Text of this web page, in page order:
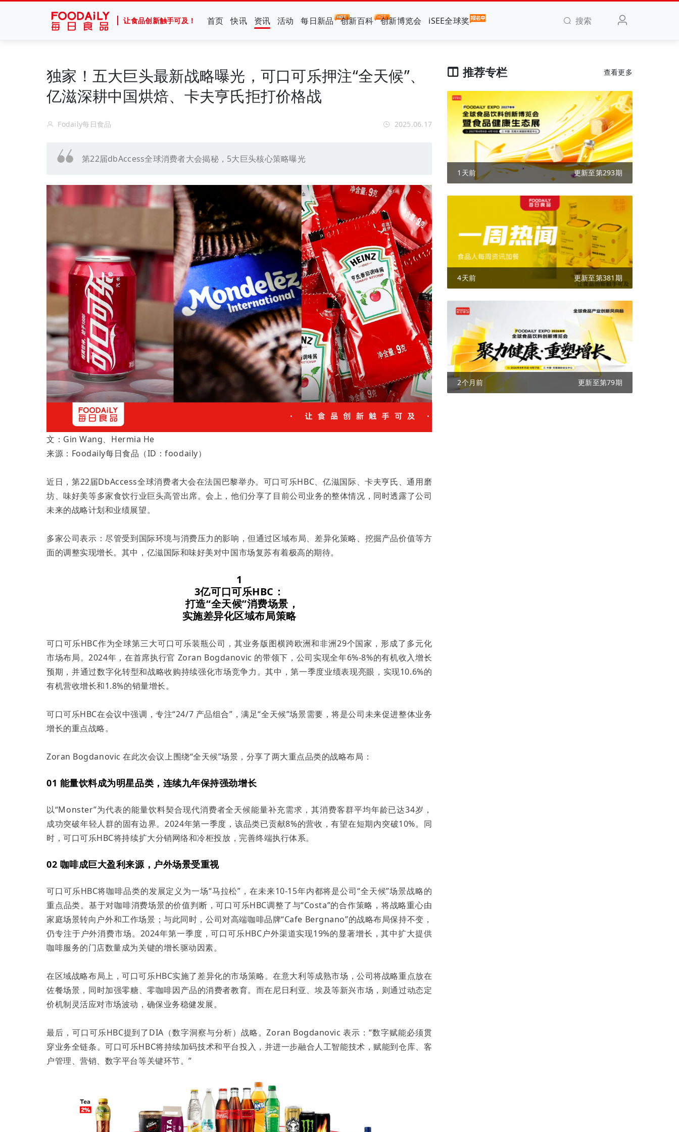
让食品创新触手可及！ 首页 快讯 资讯 活动 每日新品 创新百科 创新博览会 iSEE全球奖 搜索
独家！五大巨头最新战略曝光，可口可乐押注“全天候”、
亿滋深耕中国烘焙、卡夫亨氏拒打价格战
Fodaily每日食品 2025.06.17
第22届dbAccess全球消费者大会揭秘，5大巨头核心策略曝光
文：Gin Wang、Hermia He
来源：Foodaily每日食品（ID：foodaily）
近日，第22届DbAccess全球消费者大会在法国巴黎举办。可口可乐HBC、亿滋国际、卡夫亨氏、通用磨
坊、味好美等多家食饮行业巨头高管出席。会上，他们分享了目前公司业务的整体情况，同时透露了公司
未来的战略计划和业绩展望。
多家公司表示：尽管受到国际环境与消费压力的影响，但通过区域布局、差异化策略、挖掘产品价值等方
面的调整实现增长。其中，亿滋国际和味好美对中国市场复苏有着极高的期待。
1
3亿可口可乐HBC：
打造“全天候”消费场景，
实施差异化区域布局策略
可口可乐HBC作为全球第三大可口可乐装瓶公司，其业务版图横跨欧洲和非洲29个国家，形成了多元化
市场布局。2024年，在首席执行官 Zoran Bogdanovic 的带领下，公司实现全年6%-8%的有机收入增长
预期，并通过数字化转型和战略收购持续强化市场竞争力。其中，第一季度业绩表现亮眼，实现10.6%的
有机营收增长和1.8%的销量增长。
可口可乐HBC在会议中强调，专注“24/7 产品组合”，满足“全天候”场景需要，将是公司未来促进整体业务
增长的重点战略。
Zoran Bogdanovic 在此次会议上围绕“全天候”场景，分享了两大重点品类的战略布局：
01 能量饮料成为明星品类，连续九年保持强劲增长
以“Monster”为代表的能量饮料契合现代消费者全天候能量补充需求，其消费客群平均年龄已达34岁，
成功突破年轻人群的固有边界。2024年第一季度，该品类已贡献8%的营收，有望在短期内突破10%。同
时，可口可乐HBC将持续扩大分销网络和冷柜投放，完善终端执行体系。
02 咖啡成巨大盈利来源，户外场景受重视
可口可乐HBC将咖啡品类的发展定义为一场“马拉松”，在未来10-15年内都将是公司“全天候”场景战略的
重点品类。基于对咖啡消费场景的价值判断，可口可乐HBC调整了与“Costa”的合作策略，将战略重心由
家庭场景转向户外和工作场景；与此同时，公司对高端咖啡品牌“Cafe Bergnano”的战略布局保持不变，
仍专注于户外消费市场。2024年第一季度，可口可乐HBC户外渠道实现19%的显著增长，其中扩大提供
咖啡服务的门店数量成为关键的增长驱动因素。
在区域战略布局上，可口可乐HBC实施了差异化的市场策略。在意大利等成熟市场，公司将战略重点放在
佐餐场景，同时加强零糖、零咖啡因产品的消费者教育。而在尼日利亚、埃及等新兴市场，则通过动态定
价机制灵活应对市场波动，确保业务稳健发展。
最后，可口可乐HBC提到了DIA（数字洞察与分析）战略。Zoran Bogdanovic 表示：“数字赋能必须贯
穿业务全链条。可口可乐HBC将持续加码技术和平台投入，并进一步融合人工智能技术，赋能到仓库、客
户管理、营销、数字平台等关键环节。”
推荐专栏 查看更多
1天前 更新至第293期
4天前 更新至第381期
2个月前 更新至第79期